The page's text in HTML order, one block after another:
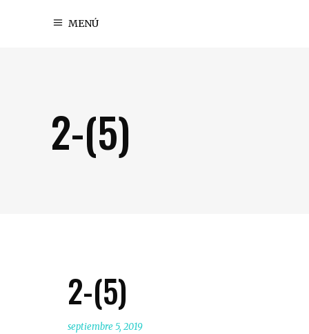
MENÚ
2-(5)
2-(5)
septiembre 5, 2019